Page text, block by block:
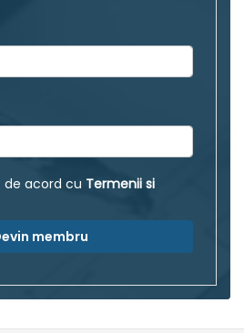
acord cu Termenii si
membru